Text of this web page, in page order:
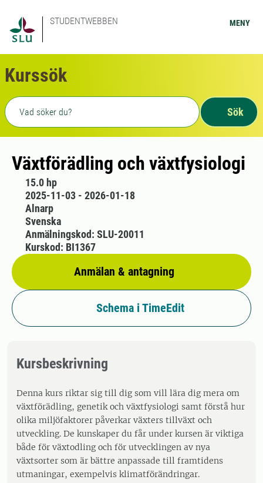
STUDENTWEBBEN MENY
Kurssök
Fritext sökning
Sök
Växtförädling och växtfysiologi
15.0 hp
2025-11-03 - 2026-01-18
Alnarp
Svenska
Anmälan & antagning
Anmälningskod: SLU-20011
Kurskod: BI1367
Schema i TimeEdit
Kursbeskrivning
Denna kurs riktar sig till dig som vill lära dig mera om
växtförädling, genetik och växtfysiologi samt förstå hur
olika miljöfaktorer påverkar växters tillväxt och
utveckling. De kunskaper du får under kursen är viktiga
både för växtodling och för utvecklingen av nya
växtsorter som är bättre anpassade till framtidens
utmaningar, exempelvis klimatförändringar.